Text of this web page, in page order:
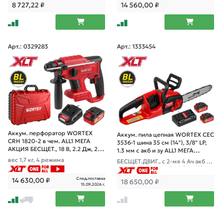
8 727,22₽ 14 560,00₽
Арт.: 0329283
Аккум. перфоратор WORTEX
CRH 1820-2 в чем. ALL1 МЕГА
АКЦИЯ БЕСЩЕТ., 18 В, 2.2 Дж, 20
мм, 1х4 А*ч
вес 1,7 кг, 4 режима
14 630,00₽
След.поставка
15.09.2026 г.
Арт.: 1333454
Аккум. пила цепная WORTEX CEC
3536-1 шина 35 см (14"), 3/8" LP,
1.3 мм с акб и зу ALL1 МЕГА
АКЦИЯ
БЕСЩЕТ.ДВИГ., с 2-мя 4 Ач акб и
двухслотовым зу, 36 В (18+18)
18 650,00 ₽